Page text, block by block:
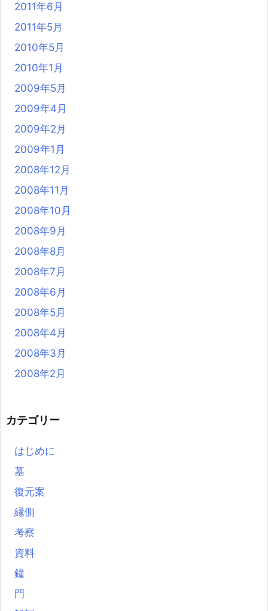
2011年6月
2011年5月
2010年5月
2010年1月
2009年5月
2009年4月
2009年2月
2009年1月
2008年12月
2008年11月
2008年10月
2008年9月
2008年8月
2008年7月
2008年6月
2008年5月
2008年4月
2008年3月
2008年2月
カテゴリー
はじめに
墓
復元案
縁側
考察
資料
鐘
門